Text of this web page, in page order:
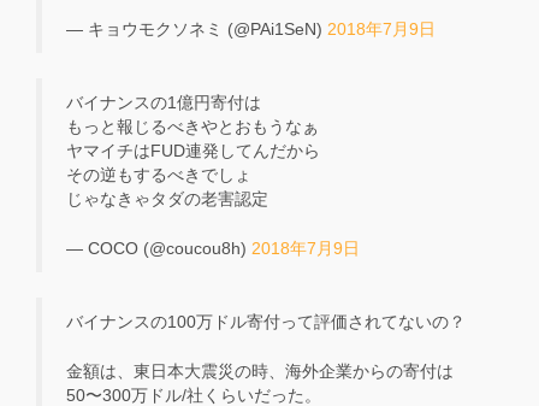
— キョウモクソネミ (@PAi1SeN) 2018年7月9日
バイナンスの1億円寄付は
もっと報じるべきやとおもうなぁ
ヤマイチはFUD連発してんだから
その逆もするべきでしょ
じゃなきゃタダの老害認定
— COCO (@coucou8h) 2018年7月9日
バイナンスの100万ドル寄付って評価されてないの？
金額は、東日本大震災の時、海外企業からの寄付は
50〜300万ドル/社くらいだった。